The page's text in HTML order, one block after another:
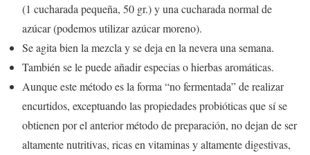
(1 cucharada pequeña, 50 gr.) y una cucharada normal de
azúcar (podemos utilizar azúcar moreno).
Se agita bien la mezcla y se deja en la nevera una semana.
También se le puede añadir especias o hierbas aromáticas.
Aunque este método es la forma “no fermentada” de realizar
encurtidos, exceptuando las propiedades probióticas que sí se
obtienen por el anterior método de preparación, no dejan de ser
altamente nutritivas, ricas en vitaminas y altamente digestivas,